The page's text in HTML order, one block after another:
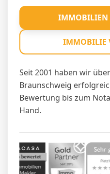
Seit 2001 haben wir
Braunschweig
Bewertung bis zum
Hand.
IMMOBILIEN
IMMOBILIE